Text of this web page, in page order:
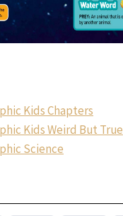
Kids Chapters
Kids Weird But True
Science